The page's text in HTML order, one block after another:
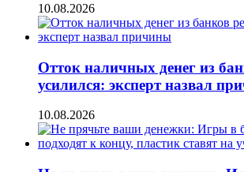
10.08.2026
Отток наличных денег из
усилился: эксперт назвал
10.08.2026